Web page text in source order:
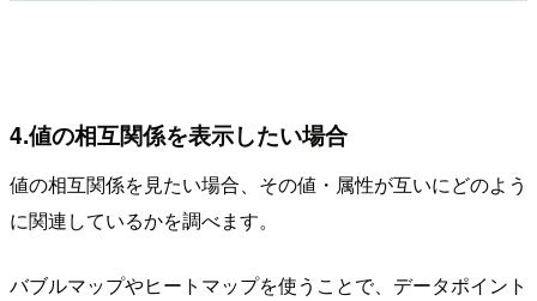
4.値の相互関係を表示したい場合
値の相互関係を見たい場合、その値・属性が互いにどのよう
に関連しているかを調べます。
バブルマップやヒートマップを使うことで、データポイント